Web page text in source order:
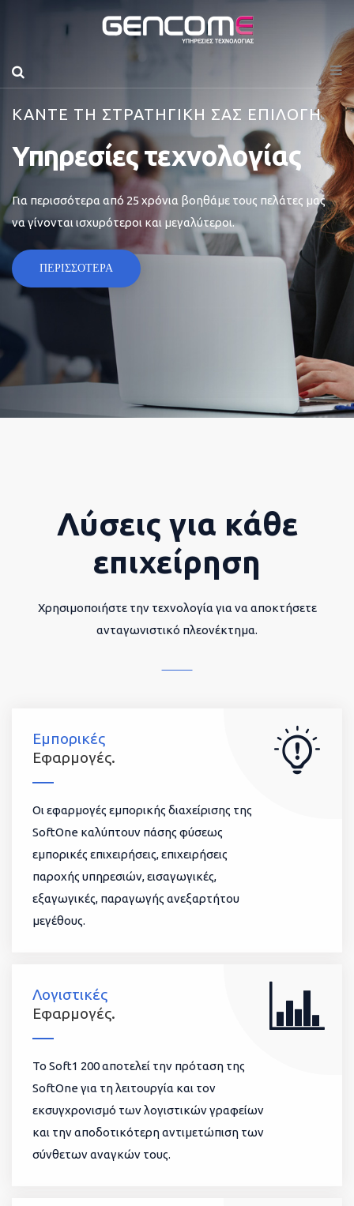
ΚΑΝΤΕ ΤΗ ΣΤΡΑΤΗΓΙΚΗ ΣΑΣ ΕΠΙΛΟΓΗ
Υπηρεσίες τεχνολογίας
Για περισσότερα από 25 χρόνια βοηθάμε τους πελάτες μας
να γίνονται ισχυρότεροι και μεγαλύτεροι.
ΠΕΡΙΣΣΟΤΕΡΑ
Λύσεις για κάθε
επιχείρηση
Χρησιμοποιήστε την τεχνολογία για να αποκτήσετε
ανταγωνιστικό πλεονέκτημα.
Εμπορικές
Εφαρμογές.
Οι εφαρμογές εμπορικής διαχείρισης της
SoftOne καλύπτουν πάσης φύσεως
εμπορικές επιχειρήσεις, επιχειρήσεις
παροχής υπηρεσιών, εισαγωγικές,
εξαγωγικές, παραγωγής ανεξαρτήτου
μεγέθους.
Λογιστικές
Εφαρμογές.
To Soft1 200 αποτελεί την πρόταση της
SoftOne για τη λειτουργία και τον
εκσυγχρονισμό των λογιστικών γραφείων
και την αποδοτικότερη αντιμετώπιση των
σύνθετων αναγκών τους.